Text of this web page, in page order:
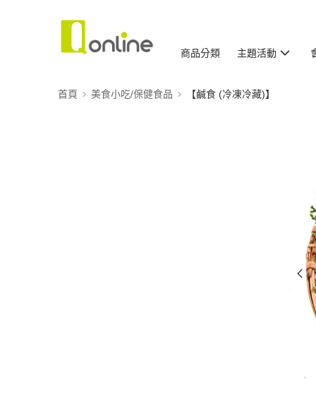
商品分類 主題活動
首頁 美食小吃/保健食品 【鹹食 (冷凍冷藏)】